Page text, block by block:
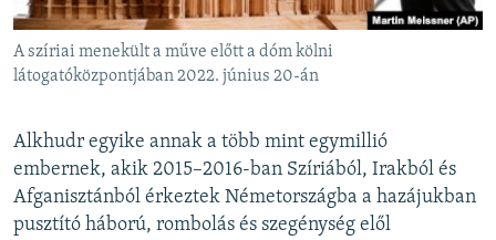
A szíriai menekült a műve előtt a dóm kölni
látogatóközpontjában 2022. június 20-án
Alkhudr egyike annak a több mint egymillió
embernek, akik 2015–2016-ban Szíriából, Irakból és
Afganisztánból érkeztek Németországba a hazájukban
pusztító háború, rombolás és szegénység elől